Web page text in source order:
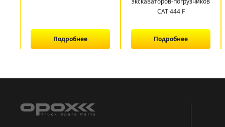
Подробнее
САТ 444 F
Подробнее